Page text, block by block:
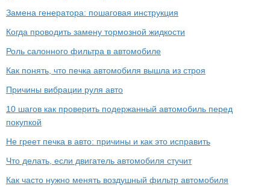
Замена генератора: пошаговая инструкция
Когда проводить замену тормозной жидкости
Роль салонного фильтра в автомобиле
Как понять, что печка автомобиля вышла из строя
Причины вибрации руля авто
10 шагов как проверить подержанный автомобиль перед
покупкой
Не греет печка в авто: причины и как это исправить
Что делать, если двигатель автомобиля стучит
Как часто нужно менять воздушный фильтр автомобиля